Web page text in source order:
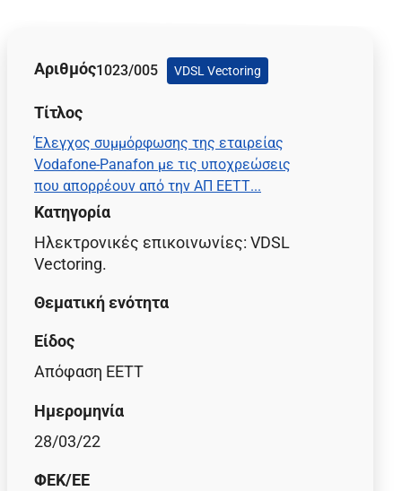
Αριθμός1023/005 VDSL Vectoring
Τίτλος
Έλεγχος συμμόρφωσης της εταιρείας
Vodafone-Panafon με τις υποχρεώσεις
που απορρέουν από την ΑΠ ΕΕΤΤ...
Κατηγορία
Ηλεκτρονικές επικοινωνίες: VDSL
Vectoring.
Θεματική ενότητα
Είδος
Απόφαση ΕΕΤΤ
Ημερομηνία
28/03/22
ΦΕΚ/EE